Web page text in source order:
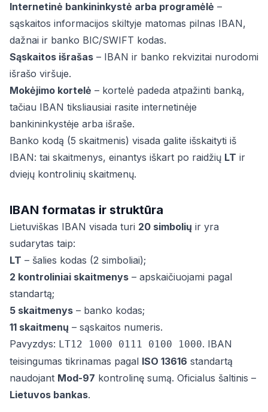
Internetinė bankininkystė arba programėlė –
sąskaitos informacijos skiltyje matomas pilnas IBAN,
dažnai ir banko BIC/SWIFT kodas.
Sąskaitos išrašas – IBAN ir banko rekvizitai nurodomi
išrašo viršuje.
Mokėjimo kortelė – kortelė padeda atpažinti banką,
tačiau IBAN tiksliausiai rasite internetinėje
bankininkystėje arba išraše.
Banko kodą (5 skaitmenis) visada galite išskaityti iš
IBAN: tai skaitmenys, einantys iškart po raidžių LT ir
dviejų kontrolinių skaitmenų.
IBAN formatas ir struktūra
Lietuviškas IBAN visada turi 20 simbolių ir yra
sudarytas taip:
LT – šalies kodas (2 simboliai);
2 kontroliniai skaitmenys – apskaičiuojami pagal
standartą;
5 skaitmenys – banko kodas;
11 skaitmenų – sąskaitos numeris.
Pavyzdys: LT12 1000 0111 0100 1000. IBAN
teisingumas tikrinamas pagal ISO 13616 standartą
naudojant Mod-97 kontrolinę sumą. Oficialus šaltinis –
Lietuvos bankas.